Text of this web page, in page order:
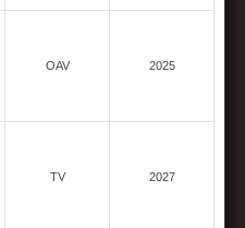
OAV 2025
TV 2027